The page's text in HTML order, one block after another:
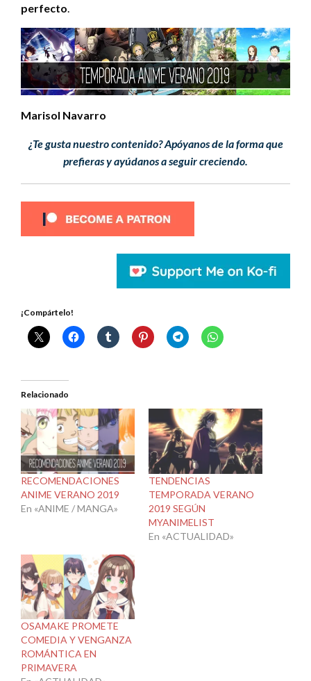
perfecto
Marisol Navarro
¿Te gusta nuestro contenido? Apóyanos de la forma que
prefieras y ayúdanos a seguir creciendo.
¡Compártelo!
Relacionado
RECOMENDACIONES
ANIME VERANO 2019
En «ANIME / MANGA»
TENDENCIAS
TEMPORADA VERANO
2019 SEGÚN
MYANIMELIST
En «ACTUALIDAD»
OSAMAKE PROMETE
COMEDIA Y VENGANZA
ROMÁNTICA EN
PRIMAVERA